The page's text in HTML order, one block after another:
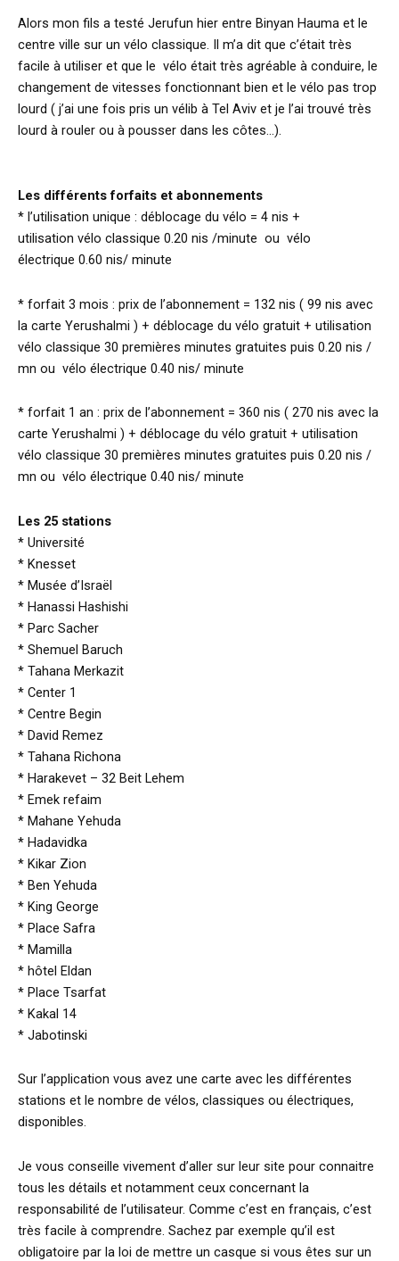
Alors mon fils a testé Jerufun hier entre Binyan Hauma et le
centre ville sur un vélo classique. Il m’a dit que c’était très
facile à utiliser et que le vélo était très agréable à conduire, le
changement de vitesses fonctionnant bien et le vélo pas trop
lourd ( j’ai une fois pris un vélib à Tel Aviv et je l’ai trouvé très
lourd à rouler ou à pousser dans les côtes…).
Les différents forfaits et abonnements
* l’utilisation unique : déblocage du vélo = 4 nis +
utilisation vélo classique 0.20 nis /minute ou vélo
électrique 0.60 nis/ minute
* forfait 3 mois : prix de l’abonnement = 132 nis ( 99 nis avec
la carte Yerushalmi ) + déblocage du vélo gratuit + utilisation
vélo classique 30 premières minutes gratuites puis 0.20 nis /
mn ou vélo électrique 0.40 nis/ minute
* forfait 1 an : prix de l’abonnement = 360 nis ( 270 nis avec la
carte Yerushalmi ) + déblocage du vélo gratuit + utilisation
vélo classique 30 premières minutes gratuites puis 0.20 nis /
mn ou vélo électrique 0.40 nis/ minute
Les 25 stations
* Université
* Knesset
* Musée d’Israël
* Hanassi Hashishi
* Parc Sacher
* Shemuel Baruch
* Tahana Merkazit
* Center 1
* Centre Begin
* David Remez
* Tahana Richona
* Harakevet – 32 Beit Lehem
* Emek refaim
* Mahane Yehuda
* Hadavidka
* Kikar Zion
* Ben Yehuda
* King George
* Place Safra
* Mamilla
* hôtel Eldan
* Place Tsarfat
* Kakal 14
* Jabotinski
Sur l’application vous avez une carte avec les différentes
stations et le nombre de vélos, classiques ou électriques,
disponibles.
Je vous conseille vivement d’aller sur leur site pour connaitre
tous les détails et notamment ceux concernant la
responsabilité de l’utilisateur. Comme c’est en français, c’est
très facile à comprendre. Sachez par exemple qu’il est
obligatoire par la loi de mettre un casque si vous êtes sur un